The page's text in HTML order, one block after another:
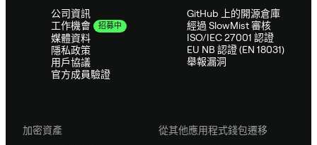
公司資訊
工作機會
招募中
媒體資料
隱私政策
用戶協議
官方成員驗證
GitHub 上的開源倉庫
經過 SlowMist 審核
ISO/IEC 27001 認證
EU NB 認證 (EN 18031)
舉報漏洞
加密資產
從其他應用程式錢包遷移